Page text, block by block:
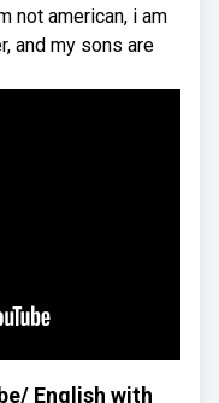
not american, i am
and my sons are
English with